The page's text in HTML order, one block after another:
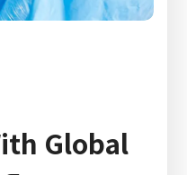
Global